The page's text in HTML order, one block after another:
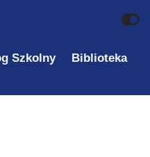
Szkolny
Biblioteka